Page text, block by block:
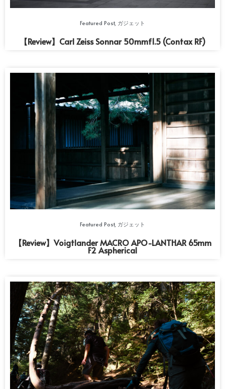
Featured Post, ガジェット
【Review】Carl Zeiss Sonnar 50mmf1.5 (Contax RF)
Featured Post, ガジェット
【Review】Voigtlander MACRO APO-LANTHAR 65mm
F2 Aspherical